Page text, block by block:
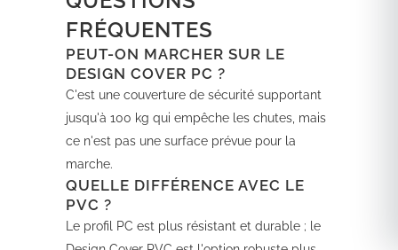
FRÉQUENTES
PEUT-ON MARCHER SUR LE
DESIGN COVER PC ?
C'est une couverture de sécurité supportant
jusqu'à 100 kg qui empêche les chutes, mais
ce n'est pas une surface prévue pour la
marche.
QUELLE DIFFÉRENCE AVEC LE
PVC ?
Le profil PC est plus résistant et durable ; le